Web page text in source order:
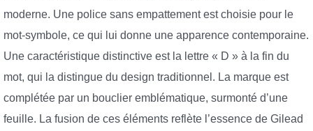
moderne. Une police sans empattement est choisie pour le
mot-symbole, ce qui lui donne une apparence contemporaine.
Une caractéristique distinctive est la lettre « D » à la fin du
mot, qui la distingue du design traditionnel. La marque est
complétée par un bouclier emblématique, surmonté d’une
feuille. La fusion de ces éléments reflète l’essence de Gilead